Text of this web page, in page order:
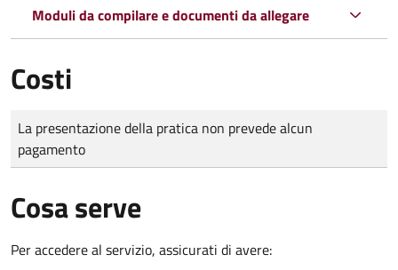
Moduli da compilare e documenti da allegare
Costi
Tipo di pagamento
Importo
La presentazione della pratica non prevede alcun
pagamento
Cosa serve
Per accedere al servizio, assicurati di avere: